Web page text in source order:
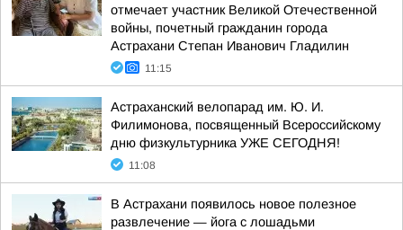
отмечает участник Великой Отечественной
войны, почетный гражданин города
Астрахани Степан Иванович Гладилин
11:15
Астраханский велопарад им. Ю. И.
Филимонова, посвященный Всероссийскому
дню физкультурника УЖЕ СЕГОДНЯ!
11:08
В Астрахани появилось новое полезное
развлечение — йога с лошадьми